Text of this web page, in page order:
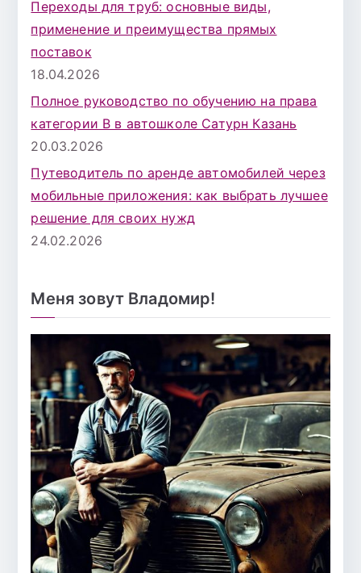
Переходы для труб: основные виды,
применение и преимущества прямых
поставок
18.04.2026
Полное руководство по обучению на права
категории B в автошколе Сатурн Казань
20.03.2026
Путеводитель по аренде автомобилей через
мобильные приложения: как выбрать лучшее
решение для своих нужд
24.02.2026
Меня зовут Владомир!